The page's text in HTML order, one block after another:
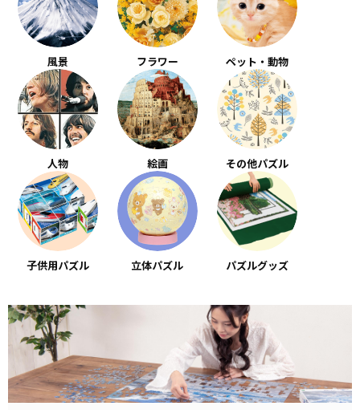
風景 フラワー ペット・動物
人物 絵画 その他パズル
子供用パズル 立体パズル パズルグッズ